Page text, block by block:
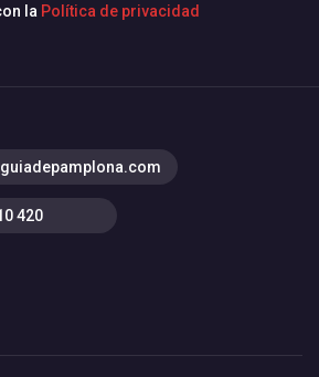
la Política de privacidad
420